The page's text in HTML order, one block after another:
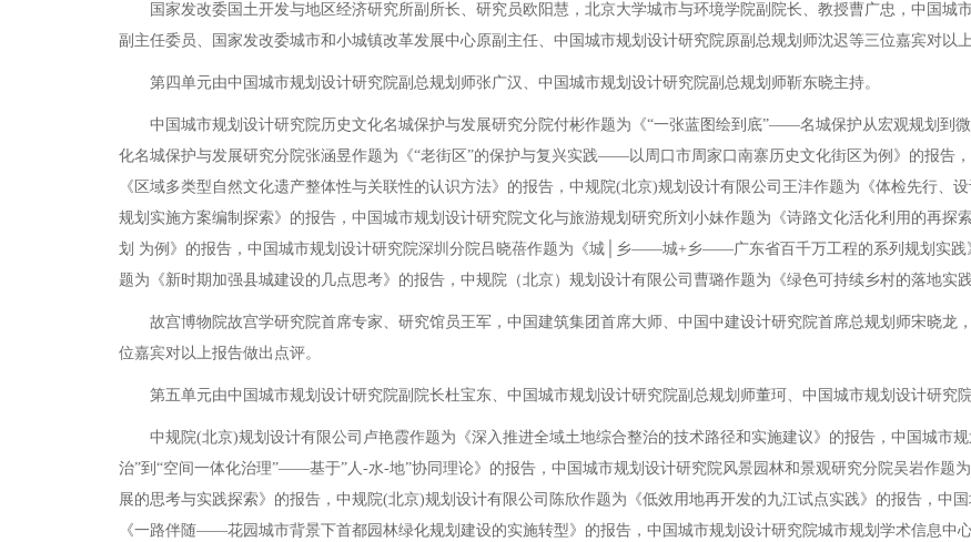
国家发改委国土开发与地区经济研究所副所长、研究员欧阳慧，北京大学城市与环境学院副院长、教授曹广忠，中国城
副主任委员、国家发改委城市和小城镇改革发展中心原副主任、中国城市规划设计研究院原副总规划师沈迟等三位嘉宾对以上
第四单元由中国城市规划设计研究院副总规划师张广汉、中国城市规划设计研究院副总规划师靳东晓主持。
中国城市规划设计研究院历史文化名城保护与发展研究分院付彬作题为《“一张蓝图绘到底”——名城保护从宏观规划到
化名城保护与发展研究分院张涵昱作题为《“老街区”的保护与复兴实践——以周口市周家口南寨历史文化街区为例》的报告
《区域多类型自然文化遗产整体性与关联性的认识方法》的报告，中规院(北京)规划设计有限公司王沣作题为《体检先行
规划实施方案编制探索》的报告，中国城市规划设计研究院文化与旅游规划研究所刘小妹作题为《诗路文化活化利用的再
划 为例》的报告，中国城市规划设计研究院深圳分院吕晓蓓作题为《城│乡——城+乡——广东省百千万工程的系列规划实践
题为《新时期加强县城建设的几点思考》的报告，中规院（北京）规划设计有限公司曹璐作题为《绿色可持续乡村的落地
故宫博物院故宫学研究院首席专家、研究馆员王军，中国建筑集团首席大师、中国中建设计研究院首席总规划师宋晓龙
位嘉宾对以上报告做出点评。
第五单元由中国城市规划设计研究院副院长杜宝东、中国城市规划设计研究院副总规划师董珂、中国城市规划设计研究院
中规院(北京)规划设计有限公司卢艳霞作题为《深入推进全域土地综合整治的技术路径和实施建议》的报告，中国城市
治”到“空间一体化治理”——基于”人-水-地”协同理论》的报告，中国城市规划设计研究院风景园林和景观研究分院吴岩作
展的思考与实践探索》的报告，中规院(北京)规划设计有限公司陈欣作题为《低效用地再开发的九江试点实践》的报告，中
《一路伴随——花园城市背景下首都园林绿化规划建设的实施转型》的报告，中国城市规划设计研究院城市规划学术信息中